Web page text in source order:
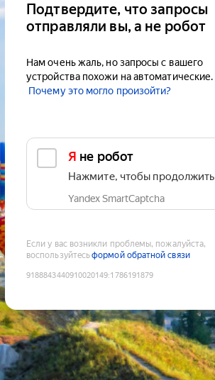
Подтвердите, что запросы
отправляли вы, а не робот
Нам очень жаль, но запросы с вашего
устройства похожи на автоматические.
Почему это могло произойти?
Я не робот
Нажмите, чтобы продолжить
Yandex SmartCaptcha
Если у вас возникли проблемы, пожалуйста,
воспользуйтесьформой обратной связи
9188843440910020149:1786191879